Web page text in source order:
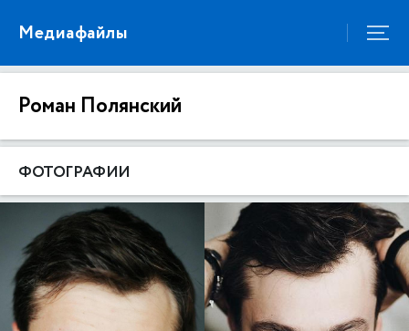
Медиафайлы
Роман Полянский
ФОТОГРАФИИ